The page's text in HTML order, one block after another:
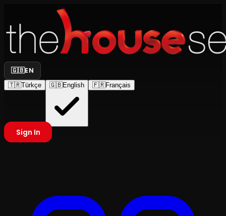
🇬🇧EN
🇹🇷Türkçe 🇬🇧English 🇫🇷Français
Sign In